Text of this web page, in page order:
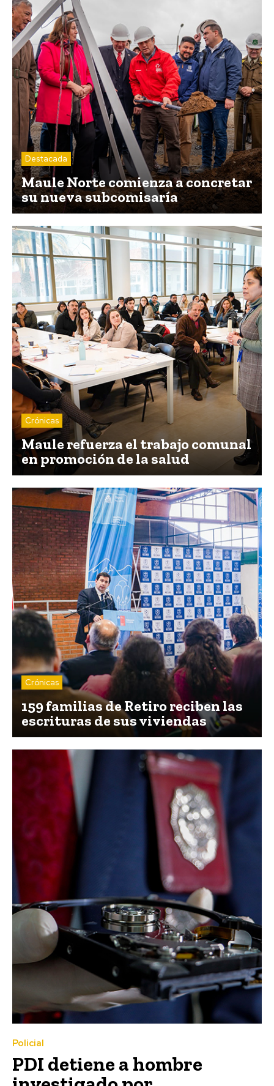
Destacada
Maule Norte comienza a concretar
su nueva subcomisaría
Crónicas
Maule refuerza el trabajo comunal
en promoción de la salud
Crónicas
159 familias de Retiro reciben las
escrituras de sus viviendas
Policial
PDI detiene a hombre